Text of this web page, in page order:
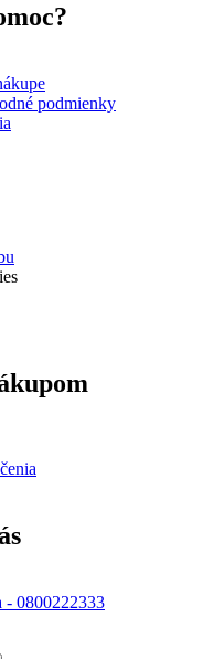
podmienky
- 0800222333